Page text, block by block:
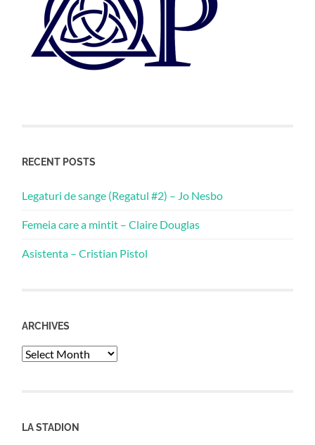
RECENT POSTS
Legaturi de sange (Regatul #2) – Jo Nesbo
Femeia care a mintit – Claire Douglas
Asistenta – Cristian Pistol
ARCHIVES
Archives
LA STADION